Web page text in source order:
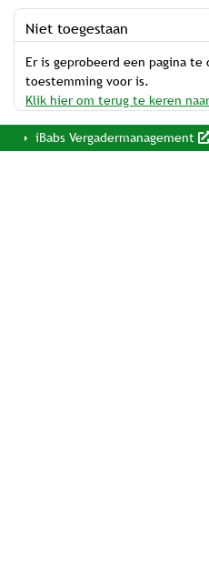
Niet toegestaan
Er is geprobeerd een pagina te
toestemming voor is.
Klik hier om terug te keren
iBabs Vergadermanagement